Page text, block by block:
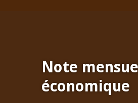
Note
économique